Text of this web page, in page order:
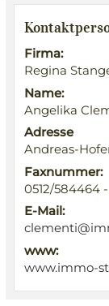
Firma:
Regina
Name:
Angelika
Adresse
Andreas-
Faxnummer:
0512/584464
E-Mail:
www:
www.immo-